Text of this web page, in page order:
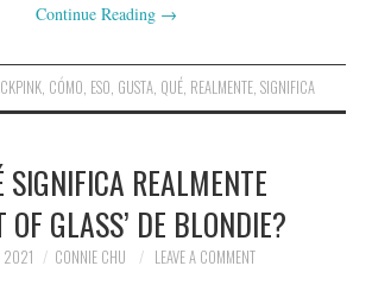
Continue Reading →
, CÓMO, ESO, GUSTA, QUÉ, REALMENTE, SIGNIFICA
SIGNIFICA REALMENTE
OF GLASS’ DE BLONDIE?
2021 CONNIE CHU LEAVE A COMMENT